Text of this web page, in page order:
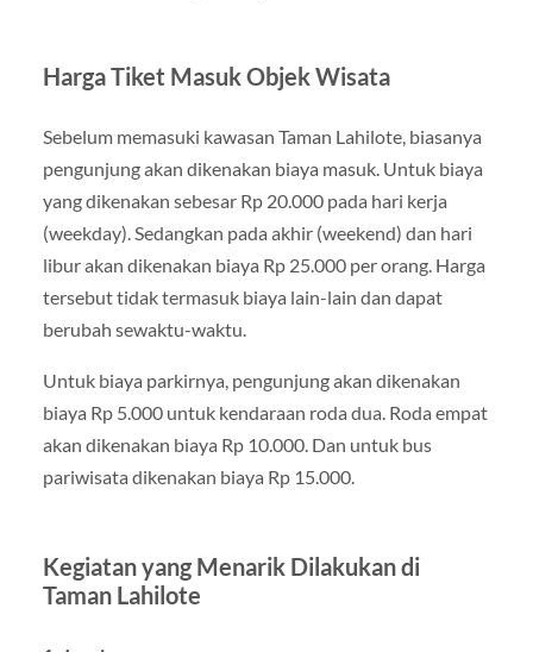
Harga Tiket Masuk Objek Wisata
Sebelum memasuki kawasan Taman Lahilote, biasanya
pengunjung akan dikenakan biaya masuk. Untuk biaya
yang dikenakan sebesar Rp 20.000 pada hari kerja
(weekday). Sedangkan pada akhir (weekend) dan hari
libur akan dikenakan biaya Rp 25.000 per orang. Harga
tersebut tidak termasuk biaya lain-lain dan dapat
berubah sewaktu-waktu.
Untuk biaya parkirnya, pengunjung akan dikenakan
biaya Rp 5.000 untuk kendaraan roda dua. Roda empat
akan dikenakan biaya Rp 10.000. Dan untuk bus
pariwisata dikenakan biaya Rp 15.000.
Kegiatan yang Menarik Dilakukan di
Taman Lahilote